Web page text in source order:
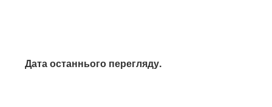
Дата останнього перегляду.